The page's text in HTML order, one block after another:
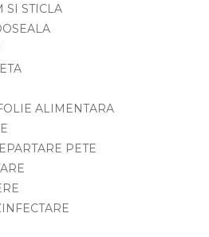
SI STICLA
ALIMENTARA
PETE